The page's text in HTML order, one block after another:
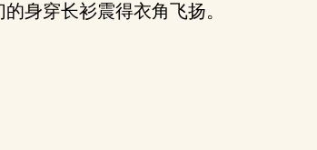
身穿长衫震得衣角飞扬。